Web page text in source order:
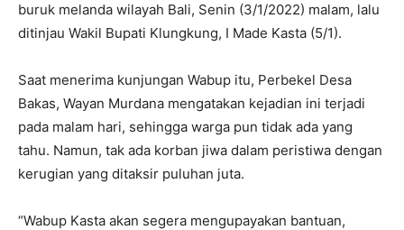
buruk melanda wilayah Bali, Senin (3/1/2022) malam, lalu
ditinjau Wakil Bupati Klungkung, I Made Kasta (5/1).
Saat menerima kunjungan Wabup itu, Perbekel Desa
Bakas, Wayan Murdana mengatakan kejadian ini terjadi
pada malam hari, sehingga warga pun tidak ada yang
tahu. Namun, tak ada korban jiwa dalam peristiwa dengan
kerugian yang ditaksir puluhan juta.
“Wabup Kasta akan segera mengupayakan bantuan,